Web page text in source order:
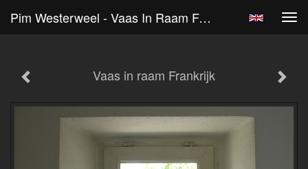
Pim Westerweel - Vaas In Raam Frankrijk
Vaas in raam Frankrijk